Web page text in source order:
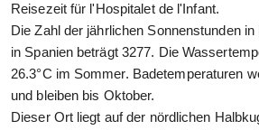
Reisezeit für l'Hospitalet de l'Infant.
Die Zahl der jährlichen Sonnenstunden
in Spanien beträgt 3277. Die
26.3°C im Sommer. Badetemperaturen
und bleiben bis Oktober.
Dieser Ort liegt auf der nördlichen